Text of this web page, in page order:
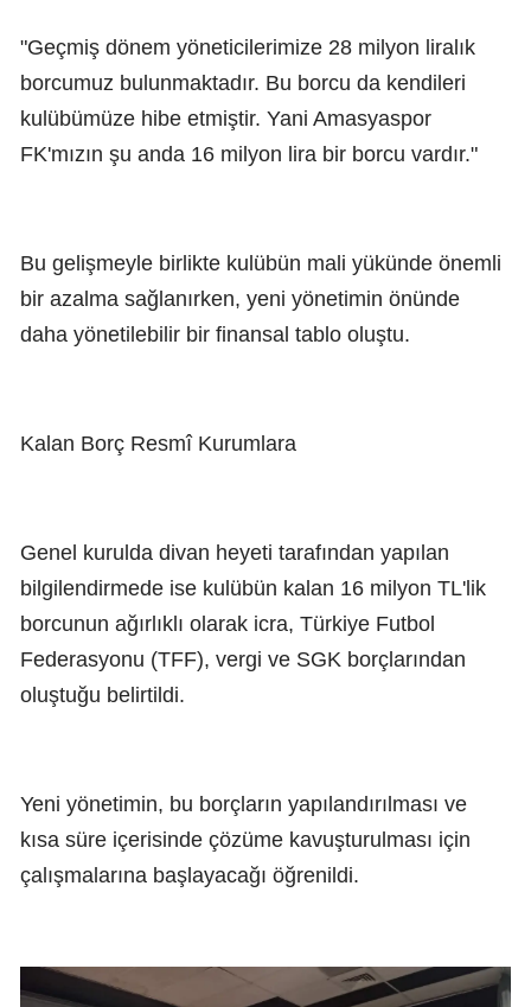
"Geçmiş dönem yöneticilerimize 28 milyon liralık
borcumuz bulunmaktadır. Bu borcu da kendileri
kulübümüze hibe etmiştir. Yani Amasyaspor
FK'mızın şu anda 16 milyon lira bir borcu vardır."
Bu gelişmeyle birlikte kulübün mali yükünde önemli
bir azalma sağlanırken, yeni yönetimin önünde
daha yönetilebilir bir finansal tablo oluştu.
Kalan Borç Resmî Kurumlara
Genel kurulda divan heyeti tarafından yapılan
bilgilendirmede ise kulübün kalan 16 milyon TL'lik
borcunun ağırlıklı olarak icra, Türkiye Futbol
Federasyonu (TFF), vergi ve SGK borçlarından
oluştuğu belirtildi.
Yeni yönetimin, bu borçların yapılandırılması ve
kısa süre içerisinde çözüme kavuşturulması için
çalışmalarına başlayacağı öğrenildi.